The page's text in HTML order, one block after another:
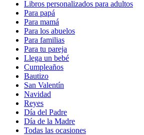
Libros personalizados para adultos
Para papá
Para mamá
Para los abuelos
Para familias
Para tu pareja
Llega un bebé
Cumpleaños
Bautizo
San Valentín
Navidad
Reyes
Día del Padre
Día de la Madre
Todas las ocasiones